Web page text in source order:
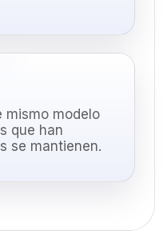
mismo modelo
que han
se mantienen.